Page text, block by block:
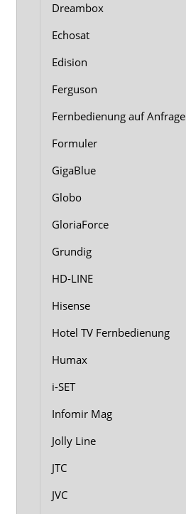
Dreambox
Echosat
Edision
Ferguson
Fernbedienung auf Anfrage
Formuler
GigaBlue
Globo
GloriaForce
Grundig
HD-LINE
Hisense
Hotel TV Fernbedienung
Humax
i-SET
Infomir Mag
Jolly Line
JTC
JVC